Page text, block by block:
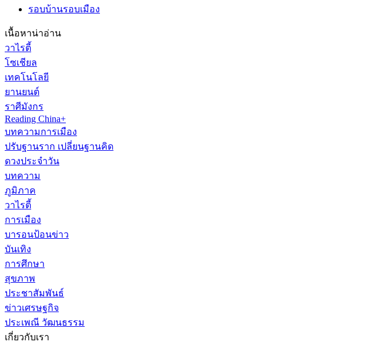
รอบบ้านรอบเมือง
เนื้อหาน่าอ่าน
วาไรตี้
โซเชียล
เทคโนโลยี
ยานยนต์
ราศีมังกร
Reading China+
บทความการเมือง
ปรับฐานราก เปลี่ยนฐานคิด
ดวงประจำวัน
บทความ
ภูมิภาค
วาไรตี้
การเมือง
บารอนป้อนข่าว
บันเทิง
การศึกษา
สุขภาพ
ประชาสัมพันธ์
ข่าวเศรษฐกิจ
ประเพณี วัฒนธรรม
เกี่ยวกับเรา